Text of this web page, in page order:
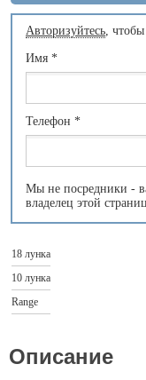
Авторизуйтесь,
Имя *
Телефон *
Мы не посредники -
владелец этой
18 лунка
10 лунка
Range
Описание